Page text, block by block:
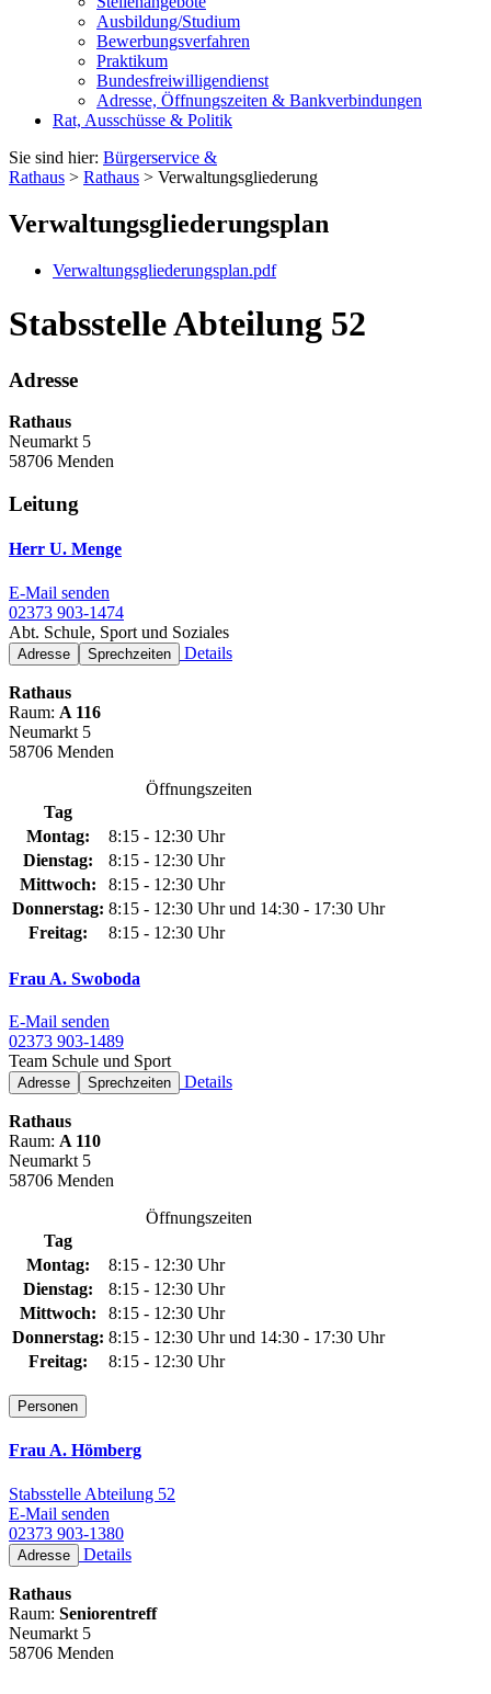
Ausbildung/Studium
Bewerbungsverfahren
Praktikum
Bundesfreiwilligendienst
Adresse, Öffnungszeiten & Bankverbindungen
Rat, Ausschüsse & Politik
Sie sind hier: Bürgerservice &
Rathaus > Rathaus > Verwaltungsgliederung
Verwaltungsgliederungsplan
Verwaltungsgliederungsplan.pdf
Stabsstelle Abteilung 52
Adresse
Rathaus
Neumarkt 5
58706 Menden
Leitung
Herr U. Menge
E-Mail senden
02373 903-1474
Abt. Schule, Sport und Soziales
Adresse Sprechzeiten Details
Rathaus
Raum: A 116
Neumarkt 5
58706 Menden
Öffnungszeiten
Tag
Montag:
8:15 - 12:30 Uhr
Dienstag:
8:15 - 12:30 Uhr
Mittwoch:
8:15 - 12:30 Uhr
Donnerstag: 8:15 - 12:30 Uhr und 14:30 - 17:30 Uhr
Freitag:
8:15 - 12:30 Uhr
Frau A. Swoboda
E-Mail senden
02373 903-1489
Team Schule und Sport
Adresse Sprechzeiten Details
Rathaus
Raum: A 110
Neumarkt 5
58706 Menden
Öffnungszeiten
Tag
Montag:
8:15 - 12:30 Uhr
Dienstag:
8:15 - 12:30 Uhr
Mittwoch:
8:15 - 12:30 Uhr
Donnerstag: 8:15 - 12:30 Uhr und 14:30 - 17:30 Uhr
Freitag:
8:15 - 12:30 Uhr
Personen
Frau A. Hömberg
Stabsstelle Abteilung 52
E-Mail senden
02373 903-1380
Adresse Details
Rathaus
Raum: Seniorentreff
Neumarkt 5
58706 Menden